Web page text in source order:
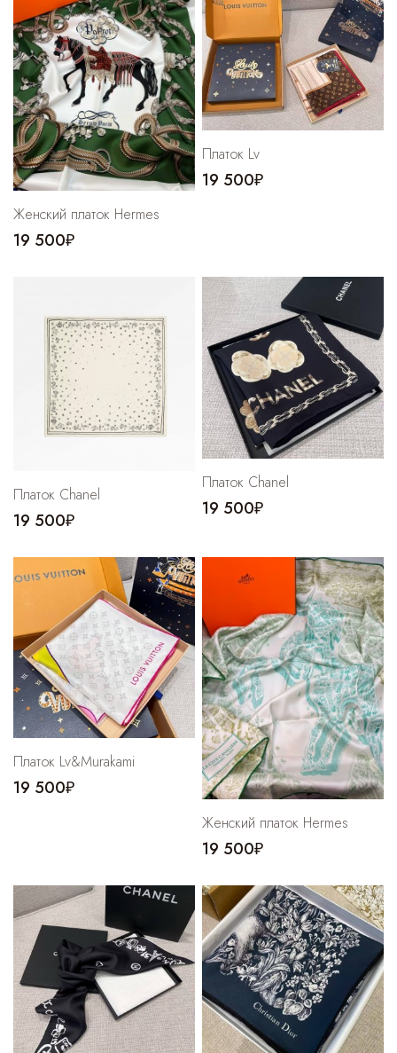
Женский платок Hermes
19 500₽
Платок Lv
19 500₽
Платок Chanel
19 500₽
Платок Chanel
19 500₽
Платок Lv&Murakami
19 500₽
Женский платок Hermes
19 500₽
Cпортивные брюки
Комбинезоны